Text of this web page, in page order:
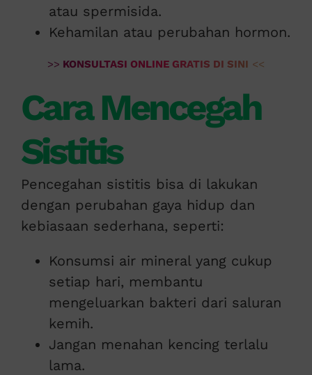
atau spermisida.
Kehamilan atau perubahan hormon.
>> KONSULTASI ONLINE GRATIS DI SINI <<
Cara Mencegah
Sistitis
Pencegahan sistitis bisa di lakukan
dengan perubahan gaya hidup dan
kebiasaan sederhana, seperti:
Konsumsi air mineral yang cukup
setiap hari, membantu
mengeluarkan bakteri dari saluran
kemih.
Jangan menahan kencing terlalu
lama.